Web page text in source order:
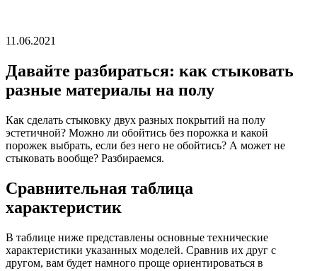
11.06.2021
Давайте разбираться: как стыковать
разные материалы на полу
Как сделать стыковку двух разных покрытий на полу
эстетичной? Можно ли обойтись без порожка и какой
порожек выбрать, если без него не обойтись? А может не
стыковать вообще? Разбираемся.
Сравнительная таблица
характеристик
В таблице ниже представлены основные технические
характеристики указанных моделей. Сравнив их друг с
другом, вам будет намного проще ориентироваться в